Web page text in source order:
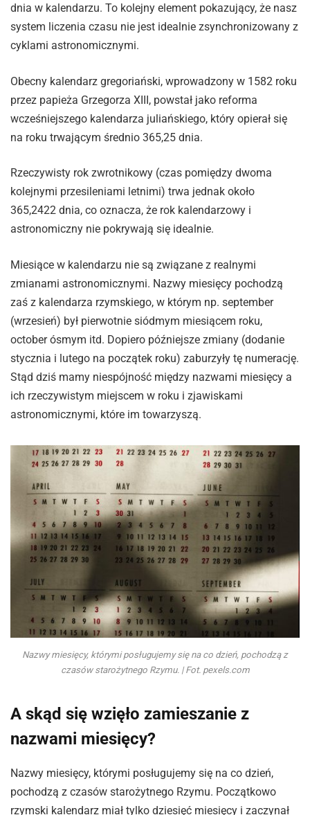
dnia w kalendarzu. To kolejny element pokazujący, że nasz
system liczenia czasu nie jest idealnie zsynchronizowany z
cyklami astronomicznymi.
Obecny kalendarz gregoriański, wprowadzony w 1582 roku
przez papieża Grzegorza XIII, powstał jako reforma
wcześniejszego kalendarza juliańskiego, który opierał się
na roku trwającym średnio 365,25 dnia.
Rzeczywisty rok zwrotnikowy (czas pomiędzy dwoma
kolejnymi przesileniami letnimi) trwa jednak około
365,2422 dnia, co oznacza, że rok kalendarzowy i
astronomiczny nie pokrywają się idealnie.
Miesiące w kalendarzu nie są związane z realnymi
zmianami astronomicznymi. Nazwy miesięcy pochodzą
zaś z kalendarza rzymskiego, w którym np. september
(wrzesień) był pierwotnie siódmym miesiącem roku,
october ósmym itd. Dopiero późniejsze zmiany (dodanie
stycznia i lutego na początek roku) zaburzyły tę numerację.
Stąd dziś mamy niespójność między nazwami miesięcy a
ich rzeczywistym miejscem w roku i zjawiskami
astronomicznymi, które im towarzyszą.
Nazwy miesięcy, którymi posługujemy się na co dzień, pochodzą z
czasów starożytnego Rzymu. | Fot. pexels.com
A skąd się wzięło zamieszanie z
nazwami miesięcy?
Nazwy miesięcy, którymi posługujemy się na co dzień,
pochodzą z czasów starożytnego Rzymu. Początkowo
rzymski kalendarz miał tylko dziesięć miesięcy i zaczynał